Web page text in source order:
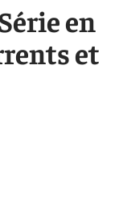
en
et